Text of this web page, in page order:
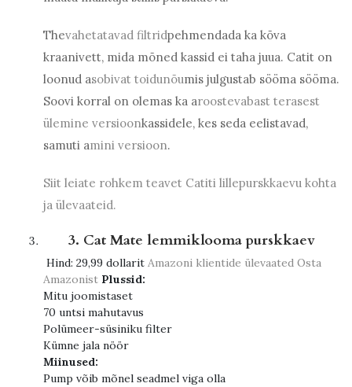
Thevahetatavad filtridpehmendada ka kõva
kraanivett, mida mõned kassid ei taha juua. Catit on
loonud asobivat toidunõumis julgustab sööma sööma.
Soovi korral on olemas ka aroostevabast terasest
ülemine versioonkassidele, kes seda eelistavad,
samuti amini versioon.
Siit leiate rohkem teavet Catiti lillepurskkaevu kohta
ja ülevaateid.
3. Cat Mate lemmiklooma purskkaev
Hind: 29,99 dollarit Amazoni klientide ülevaated Osta
Amazonist Plussid:
Mitu joomistaset
70 untsi mahutavus
Polümeer-süsiniku filter
Kümne jala nöör
Miinused:
Pump võib mõnel seadmel viga olla